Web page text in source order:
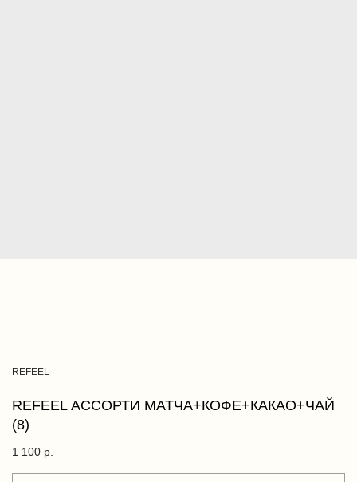
REFEEL АССОРТИ МАТЧА+КОФЕ+КАКАО+ЧАЙ
(8)
REFEEL
1 100 р.